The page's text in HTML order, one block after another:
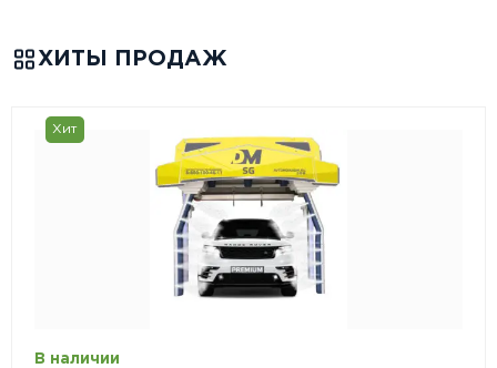
ХИТЫ ПРОДАЖ
Хит
В наличии